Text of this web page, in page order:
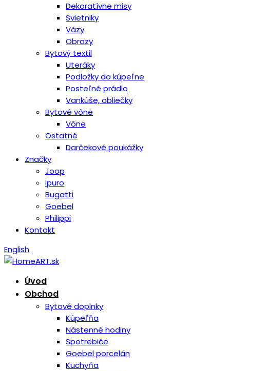
Dekoratívne misy
Svietniky
Vázy
Obrazy
Bytový textil
Uteráky
Podložky do kúpeľne
Posteľné prádlo
Vankúše, obliečky
Bytové vône
Vône
Ostatné
Darčekové poukážky
Značky
Joop
Ipuro
Bugatti
Goebel
Philippi
Kontakt
English
Úvod
Obchod
Bytové doplnky
Kúpeľňa
Nástenné hodiny
Spotrebiče
Goebel porcelán
Kuchyňa